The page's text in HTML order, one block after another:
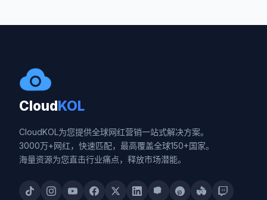
CloudKOL
CloudKOL为您提供全球网红营销一站式解决方案。
3000万+网红，快速匹配，最高覆盖全球150+国家。
海量资源为您直击行业痛点，释放市场潜能。